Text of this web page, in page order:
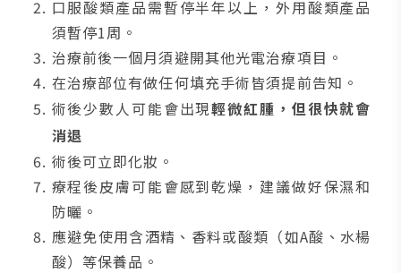
口服酸類產品需暫停半年以上，外用酸類產品
須暫停1周。
治療前後一個月須避開其他光電治療項目。
在治療部位有做任何填充手術皆須提前告知。
術後少數人可能會出現輕微紅腫，但很快就會
消退
術後可立即化妝。
療程後皮膚可能會感到乾燥，建議做好保濕和
防曬。
應避免使用含酒精、香料或酸類（如A酸、水楊
酸）等保養品。